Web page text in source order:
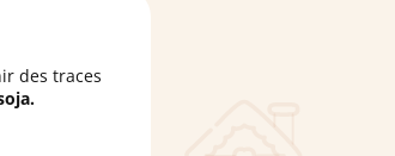
des traces
.